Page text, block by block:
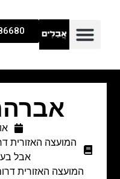
המועצה האזורית
אבל
המועצה האזורית